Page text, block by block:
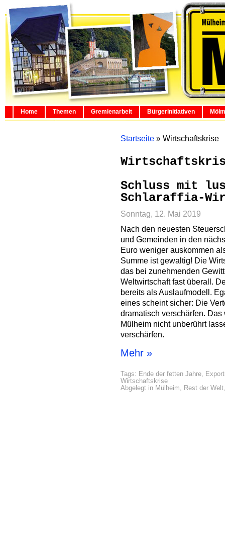
Home Themen Gremienarbeit Bürgerinitiativen
Startseite » Wirtschaftskrise
Schluss mit
Schlaraffia-
Sonntag, 12. Mai 2019
Nach den neuesten
und Gemeinden in den
Euro weniger auskommen
Summe ist gewaltig! Die
das bei zunehmenden
Weltwirtschaft fast überall.
bereits als Auslaufmodell.
eines scheint sicher: Die
dramatisch verschärfen.
Mülheim nicht unberührt
verschärfen.
Mehr »
Tags: Ende der fetten Jahre,
Wirtschaftskrise
Abgelegt in Mülheim, Rest der Welt